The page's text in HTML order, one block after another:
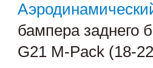
бампера заднего
G21 M-Pack (18-